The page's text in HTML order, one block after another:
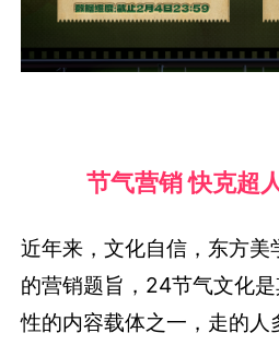
节气营销 快克超
近年来，文化自信，东方美
的营销题旨，24节气文化
性的内容载体之一，走的人